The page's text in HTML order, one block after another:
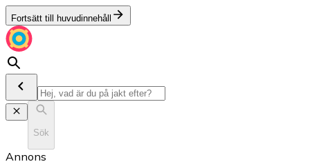
Fortsätt till huvudinnehåll
Sök
Annons